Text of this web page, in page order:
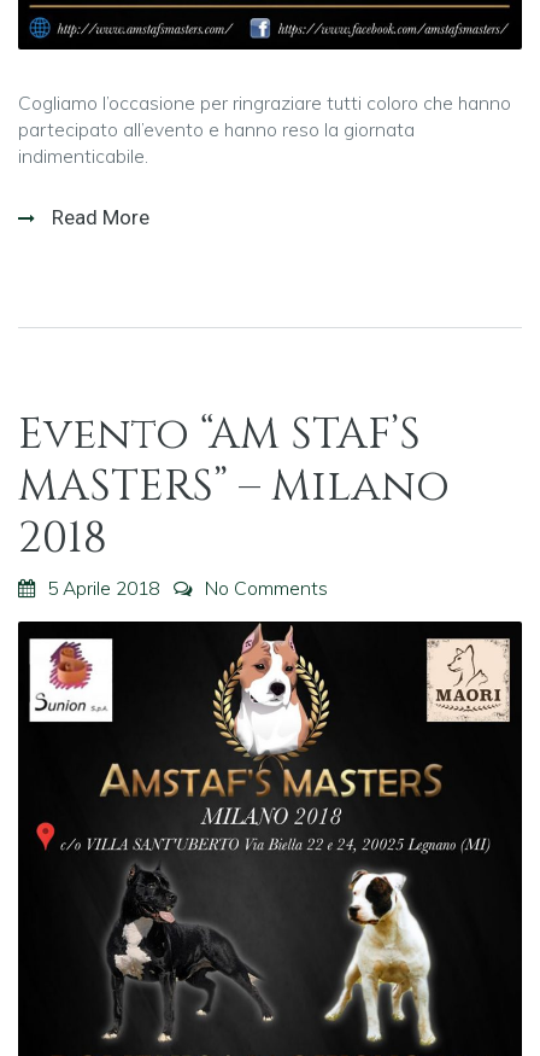
Cogliamo l’occasione per ringraziare tutti coloro che hanno
partecipato all’evento e hanno reso la giornata
indimenticabile.
Read More
Evento “AM STAF’S
MASTERS” – Milano
2018
5 Aprile 2018 No Comments